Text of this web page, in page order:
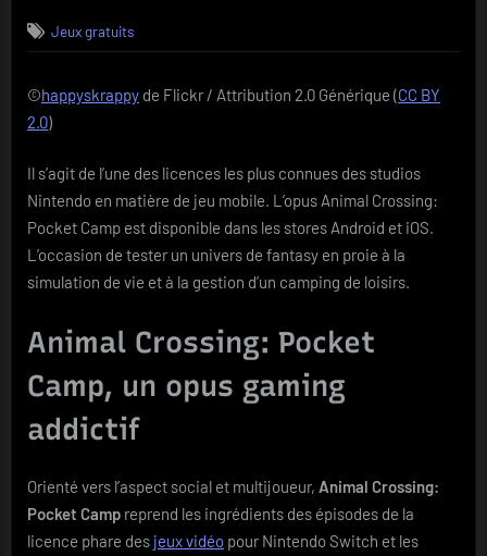
Jeux gratuits
©happyskrappy de Flickr / Attribution 2.0 Générique (CC BY
2.0)
Il s’agit de l’une des licences les plus connues des studios
Nintendo en matière de jeu mobile. L’opus Animal Crossing:
Pocket Camp est disponible dans les stores Android et iOS.
L’occasion de tester un univers de fantasy en proie à la
simulation de vie et à la gestion d’un camping de loisirs.
Animal Crossing: Pocket
Camp, un opus gaming
addictif
Orienté vers l’aspect social et multijoueur, Animal Crossing:
Pocket Camp reprend les ingrédients des épisodes de la
licence phare des jeux vidéo pour Nintendo Switch et les